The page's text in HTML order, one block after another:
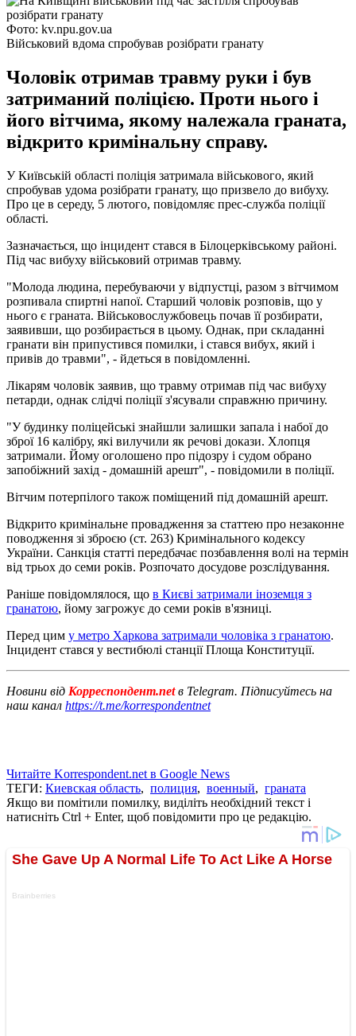
Фото: kv.npu.gov.ua
Військовий вдома спробував розібрати гранату
Чоловік отримав травму руки і був
затриманий поліцією. Проти нього і
його вітчима, якому належала граната,
відкрито кримінальну справу.
У Київській області поліція затримала військового, який
спробував удома розібрати гранату, що призвело до вибуху.
Про це в середу, 5 лютого, повідомляє прес-служба поліції
області.
Зазначається, що інцидент стався в Білоцерківському районі.
Під час вибуху військовий отримав травму.
"Молода людина, перебуваючи у відпустці, разом з вітчимом
розпивала спиртні напої. Старший чоловік розповів, що у
нього є граната. Військовослужбовець почав її розбирати,
заявивши, що розбирається в цьому. Однак, при складанні
гранати він припустився помилки, і стався вибух, який і
привів до травми", - йдеться в повідомленні.
Лікарям чоловік заявив, що травму отримав під час вибуху
петарди, однак слідчі поліції з'ясували справжню причину.
"У будинку поліцейські знайшли залишки запала і набої до
зброї 16 калібру, які вилучили як речові докази. Хлопця
затримали. Йому оголошено про підозру і судом обрано
запобіжний захід - домашній арешт", - повідомили в поліції.
Вітчим потерпілого також поміщений під домашній арешт.
Відкрито кримінальне провадження за статтею про незаконне
поводження зі зброєю (ст. 263) Кримінального кодексу
України. Санкція статті передбачає позбавлення волі на термін
від трьох до семи років. Розпочато досудове розслідування.
Раніше повідомлялося, що в Києві затримали іноземця з
гранатою, йому загрожує до семи років в'язниці.
Перед цим у метро Харкова затримали чоловіка з гранатою.
Інцидент стався у вестибюлі станції Площа Конституції.
Новини від Корреспондент.netв Telegram. Підписуйтесь на
наш канал https://t.me/korrespondentnet
Читайте Korrespondent.net в Google News
ТЕГИ: Киевская область, полиция, военный, граната
Якщо ви помітили помилку, виділіть необхідний текст і
натисніть Ctrl + Enter, щоб повідомити про це редакцію.